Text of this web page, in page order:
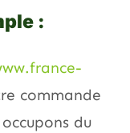
:
commande
du